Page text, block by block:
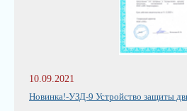
10.09.2021
Новинка!-УЗД-9 Устройство защиты